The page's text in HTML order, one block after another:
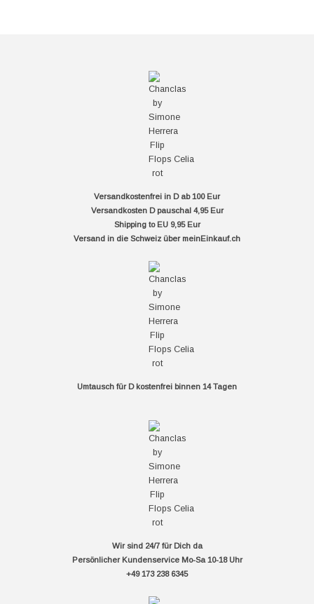
Versandkostenfrei in D ab 100 Eur
Versandkosten D pauschal 4,95 Eur
Shipping to EU 9,95 Eur
Versand in die Schweiz über meinEinkauf.ch
Umtausch für D kostenfrei binnen 14 Tagen
Wir sind 24/7 für Dich da
Persönlicher Kundenservice Mo-Sa 10-18 Uhr
+49 173 238 6345